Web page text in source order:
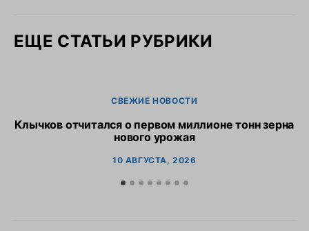
ЕЩЕ СТАТЬИ РУБРИКИ
СВЕЖИЕ НОВОСТИ
Клычков отчитался о первом миллионе тонн зерна
нового урожая
10 АВГУСТА, 2026